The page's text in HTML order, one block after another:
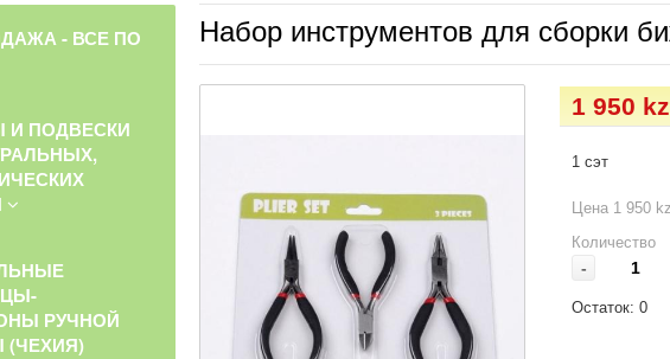
Набор инструментов для сборки
1 950
1 сэт
Цена 1 950
Количество
-
Остаток:0
- ВСЕ ПО
И ПОДВЕСКИ
РУЧНОЙ
(ЧЕХИЯ)